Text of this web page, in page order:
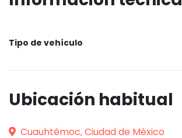
Tipo de vehículo
Ubicación habitual
Cuauhtémoc, Ciudad de México